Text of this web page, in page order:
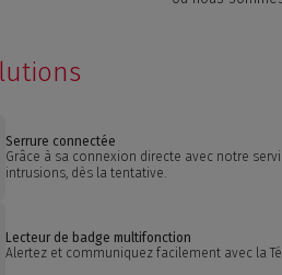
Serrure connectée
Grâce à sa connexion directe avec notre
intrusions, dès la tentative.
Lecteur de badge multifonction
Alertez et communiquez facilement avec la